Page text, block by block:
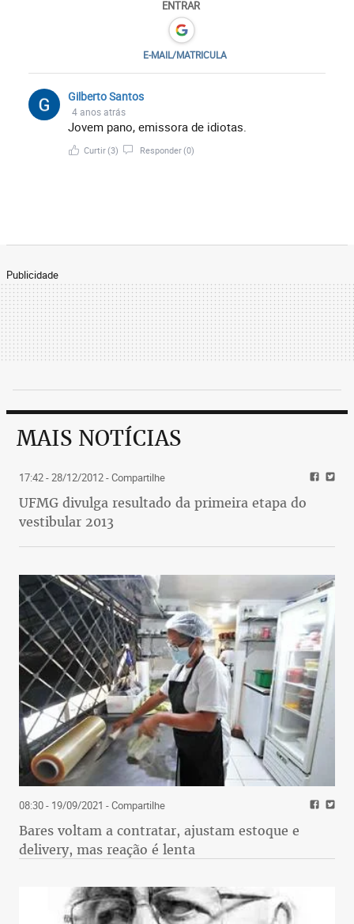
ENTRAR
E-MAIL/MATRICULA
Gilberto Santos
4 anos atrás
Jovem pano, emissora de idiotas.
Curtir(3) Responder(0)
Publicidade
MAIS NOTÍCIAS
17:42 - 28/12/2012- Compartilhe
UFMG divulga resultado da primeira etapa do
vestibular 2013
08:30 - 19/09/2021 - Compartilhe
Bares voltam a contratar, ajustam estoque e
delivery, mas reação é lenta